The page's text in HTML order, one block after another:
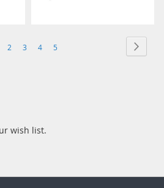
Page
Page
2 Page
3 Page
4 Page
5
wish list.